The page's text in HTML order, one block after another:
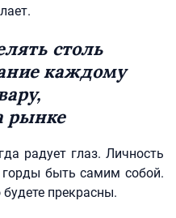
столь
каждому
рынке
радует глаз. Личность
горды быть самим собой.
прекрасны.